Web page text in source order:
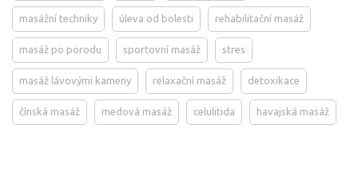
masážní techniky úleva od bolesti rehabilitační masáž
masáž po porodu sportovní masáž stres
masáž lávovými kameny relaxační masáž detoxikace
čínská masáž medová masáž celulitida havajská masáž